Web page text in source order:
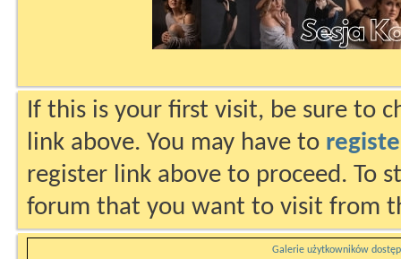
If this is your first visit, be sure to
link above. You may have to
register link above to proceed. To
forum that you want to visit from
Galerie użytkowników